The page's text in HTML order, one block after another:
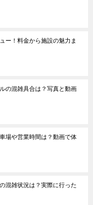
ー！料金から施設の魅力ま
の混雑具合は？写真と動画
場や営業時間は？動画で体
混雑状況は？実際に行った